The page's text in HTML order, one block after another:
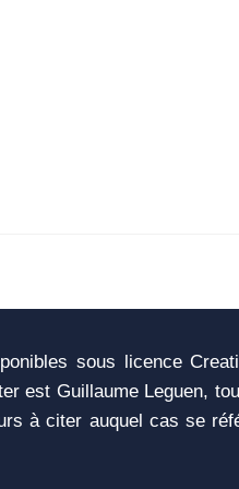
sous licence
est Guillaume Leguen,
à citer auquel cas se